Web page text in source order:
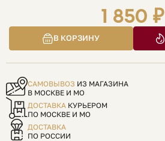
1 850 ₽
В КОРЗИНУ
САМОВЫВОЗ ИЗ МАГАЗИНА
В МОСКВЕ И МО
ДОСТАВКА КУРЬЕРОМ
ПО МОСКВЕ И МО
ДОСТАВКА
ПО РОССИИ